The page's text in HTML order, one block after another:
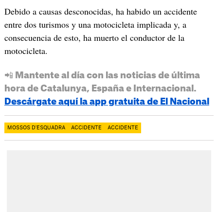
Debido a causas desconocidas, ha habido un accidente
entre dos turismos y una motocicleta implicada y, a
consecuencia de esto, ha muerto el conductor de la
motocicleta.
📲 Mantente al día con las noticias de última
hora de Catalunya, España e Internacional.
Descárgate aquí la app gratuita de El Nacional
MOSSOS D'ESQUADRA ACCIDENTE ACCIDENTE